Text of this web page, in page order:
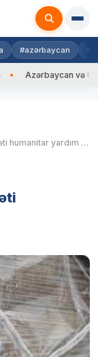
#azərbaycan
Azərbaycan və
Azərbaycan Ukraynaya növbəti humanitar yardım göndərib